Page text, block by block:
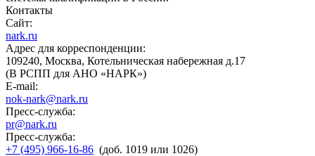
Контакты
Сайт:
nark.ru
Адрес для корреспонденции:
109240, Москва, Котельническая набережная д.17
(В РСПП для АНО «НАРК»)
E-mail:
nok-nark@nark.ru
Пресс-служба:
pr@nark.ru
Пресс-служба:
+7 (495) 966-16-86 (доб. 1019 или 1026)